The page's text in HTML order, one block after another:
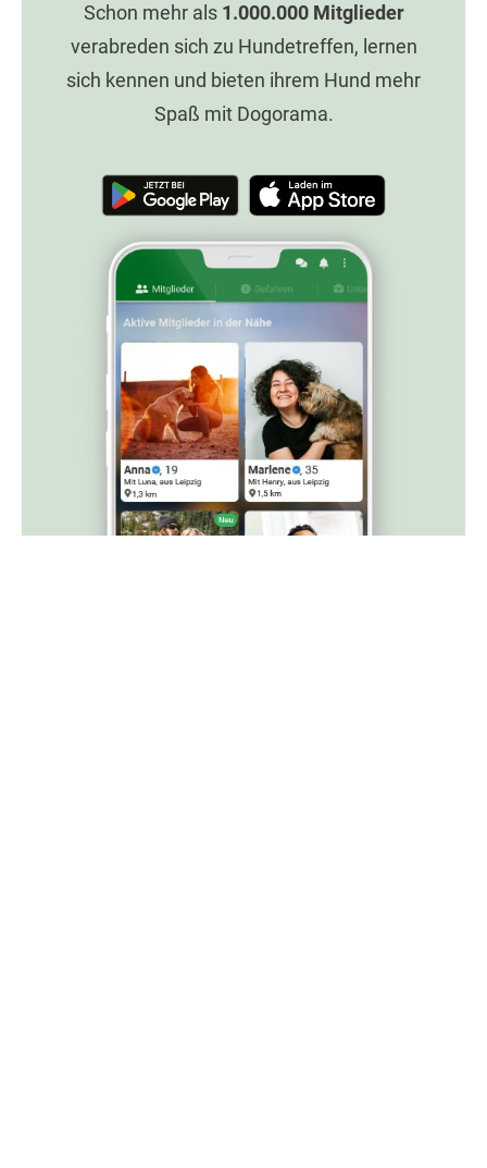
Schon mehr als 1.000.000Mitglieder
verabreden sich zu Hundetreffen, lernen
sich kennen und bieten ihrem Hund mehr
Spaß mit Dogorama.